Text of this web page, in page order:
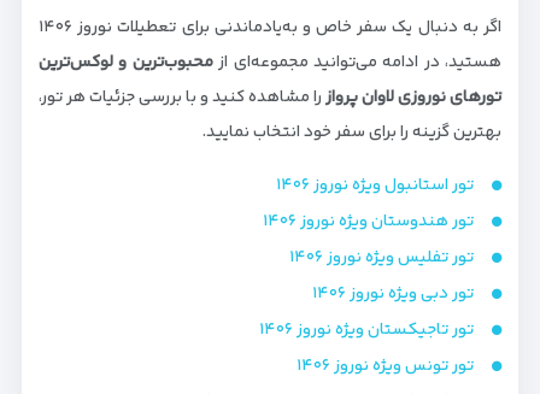
اگر به دنبال یک سفر خاص و به‌یادماندنی برای تعطیلات نوروز ۱۴۰۶
هستید، در ادامه می‌توانید مجموعه‌ای ازمحبوب‌ترین و لوکس‌ترین
تورهای نوروزی لاوان پروازرا مشاهده کنید و با بررسی جزئیات هر تور،
بهترین گزینه را برای سفر خود انتخاب نمایید.
تور استانبول ویژه نوروز ۱۴۰۶
تور هندوستان ویژه نوروز ۱۴۰۶
تور تفلیس ویژه نوروز ۱۴۰۶
تور دبی ویژه نوروز ۱۴۰۶
تور تاجیکستان ویژه نوروز ۱۴۰۶
تور تونس ویژه نوروز ۱۴۰۶